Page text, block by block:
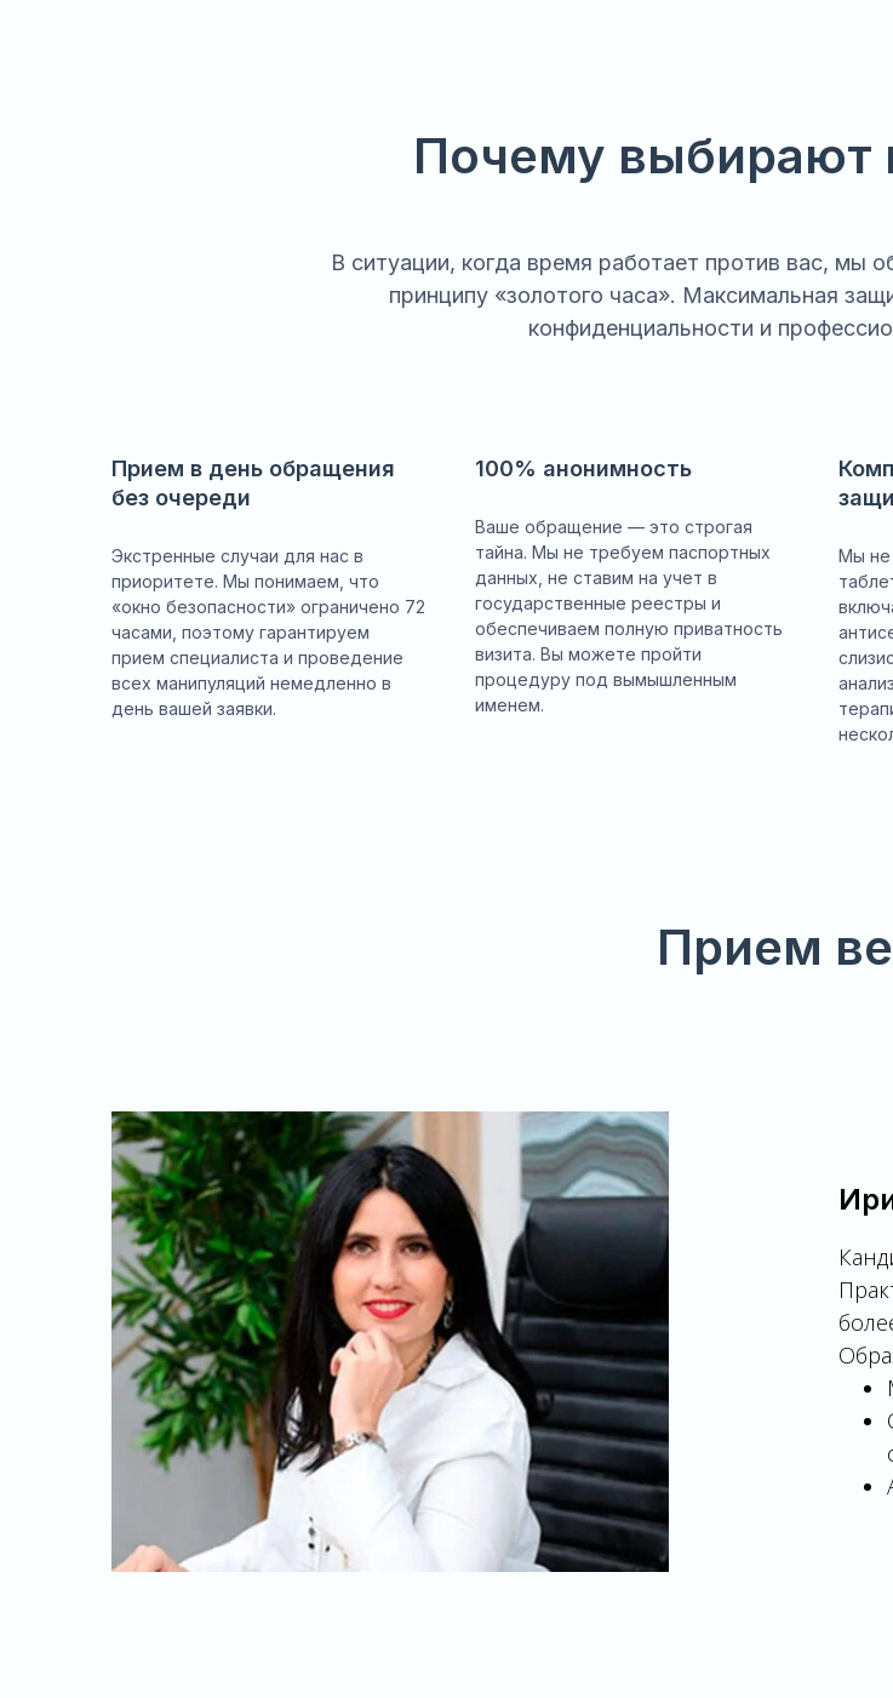
Почему выбирают
В ситуации, когда время работает против вас, мы
принципу «золотого часа». Максимальная
конфиденциальности и
Прием в день обращения
без очереди
Экстренные случаи для нас в
приоритете. Мы понимаем, что
«окно безопасности» ограничено 72
часами, поэтому гарантируем
прием специалиста и проведение
всех манипуляций немедленно в
день вашей заявки.
100% анонимность
Ваше обращение — это строгая
тайна. Мы не требуем паспортных
данных, не ставим на учет в
государственные реестры и
обеспечиваем полную приватность
визита. Вы можете пройти
процедуру под вымышленным
именем.
Мы не
Прием